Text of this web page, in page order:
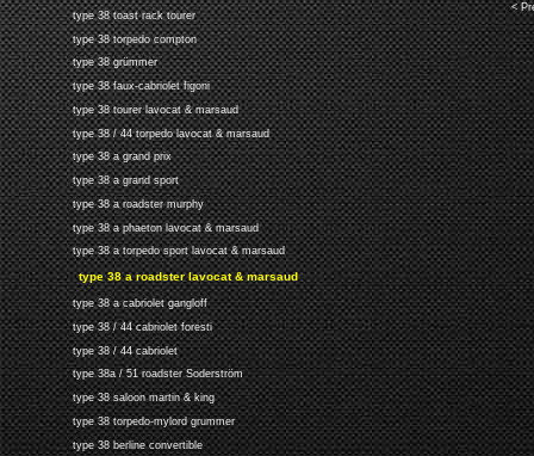
type 38 toast rack tourer
type 38 torpedo compton
type 38 grümmer
type 38 faux-cabriolet figoni
type 38 tourer lavocat & marsaud
type 38 / 44 torpedo lavocat & marsaud
type 38 a grand prix
type 38 a grand sport
type 38 a roadster murphy
type 38 a phaeton lavocat & marsaud
type 38 a torpedo sport lavocat & marsaud
type 38 a roadster lavocat & marsaud
type 38 a cabriolet gangloff
type 38 / 44 cabriolet foresti
type 38 / 44 cabriolet
type 38a / 51 roadster Soderström
type 38 saloon martin & king
type 38 torpedo-mylord grummer
type 38 berline convertible
<